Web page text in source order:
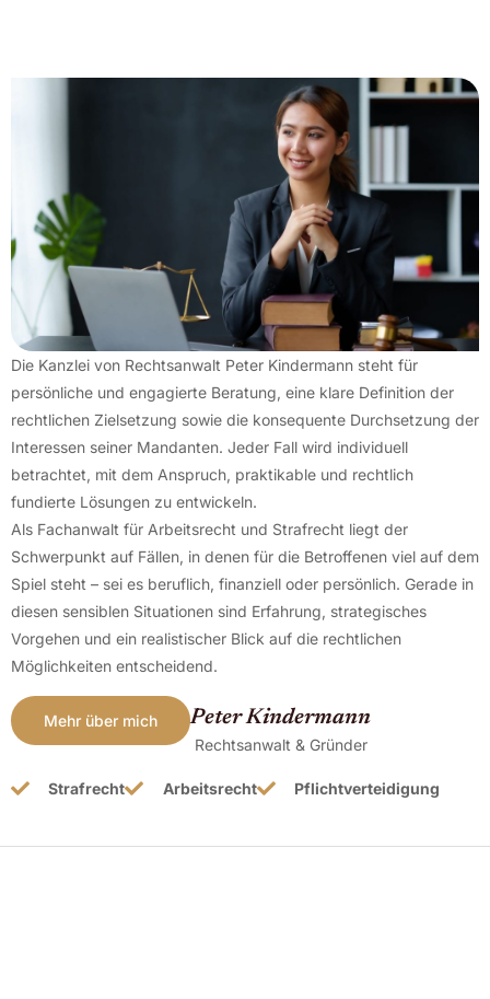
Die Kanzlei von Rechtsanwalt Peter Kindermann steht für
persönliche und engagierte Beratung, eine klare Definition der
rechtlichen Zielsetzung sowie die konsequente Durchsetzung der
Interessen seiner Mandanten. Jeder Fall wird individuell
betrachtet, mit dem Anspruch, praktikable und rechtlich
fundierte Lösungen zu entwickeln.
Als Fachanwalt für Arbeitsrecht und Strafrecht liegt der
Schwerpunkt auf Fällen, in denen für die Betroffenen viel auf dem
Spiel steht – sei es beruflich, finanziell oder persönlich. Gerade in
diesen sensiblen Situationen sind Erfahrung, strategisches
Vorgehen und ein realistischer Blick auf die rechtlichen
Möglichkeiten entscheidend.
Mehr über mich Peter Kindermann
Rechtsanwalt & Gründer
Strafrecht Arbeitsrecht Pflichtverteidigung